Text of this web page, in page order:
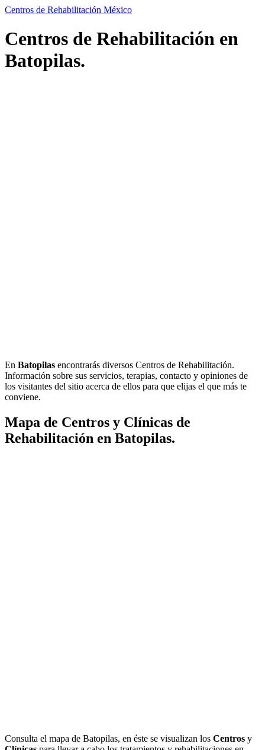
Centros de Rehabilitación México
Centros de Rehabilitación en
Batopilas.
En Batopilas encontrarás diversos Centros de Rehabilitación.
Información sobre sus servicios, terapias, contacto y opiniones de
los visitantes del sitio acerca de ellos para que elijas el que más te
conviene.
Mapa de Centros y Clínicas de
Rehabilitación en Batopilas.
Consulta el mapa de Batopilas, en éste se visualizan los Centros y